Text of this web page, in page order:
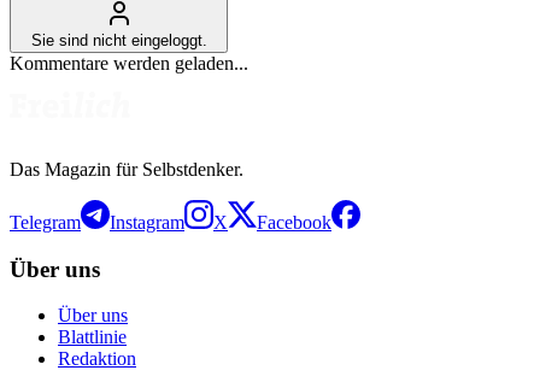
Sie sind nicht eingeloggt.
Kommentare werden geladen...
Das Magazin für Selbstdenker.
Telegram Instagram X Facebook
Über uns
Über uns
Blattlinie
Redaktion